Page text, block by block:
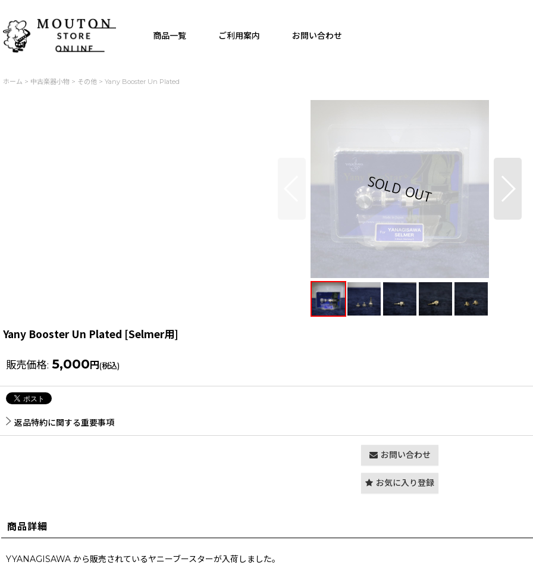
商品一覧 ご利用案内 お問い合わせ
ホーム > 中古楽器小物 > その他 > Yany Booster Un Plated
Yany Booster Un Plated [Selmer用]
販売価格: 5,000 円(税込)
返品特約に関する重要事項
お問い合わせ
お気に入り登録
商品詳細
YYANAGISAWA から販売されているヤニーブースターが入荷しました。